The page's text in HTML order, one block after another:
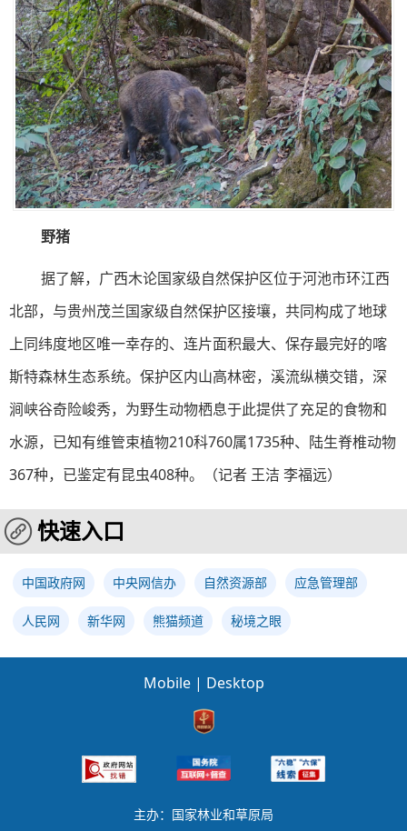
野猪
据了解，广西木论国家级自然保护区位于河池市环江西
北部，与贵州茂兰国家级自然保护区接壤，共同构成了地球
上同纬度地区唯一幸存的、连片面积最大、保存最完好的喀
斯特森林生态系统。保护区内山高林密，溪流纵横交错，深
涧峡谷奇险峻秀，为野生动物栖息于此提供了充足的食物和
水源，已知有维管束植物210科760属1735种、陆生脊椎动物
367种，已鉴定有昆虫408种。（记者 王洁 李福远）
快速入口
中国政府网 中央网信办 自然资源部 应急管理部
人民网 新华网 熊猫频道 秘境之眼
Mobile | Desktop
主办：国家林业和草原局